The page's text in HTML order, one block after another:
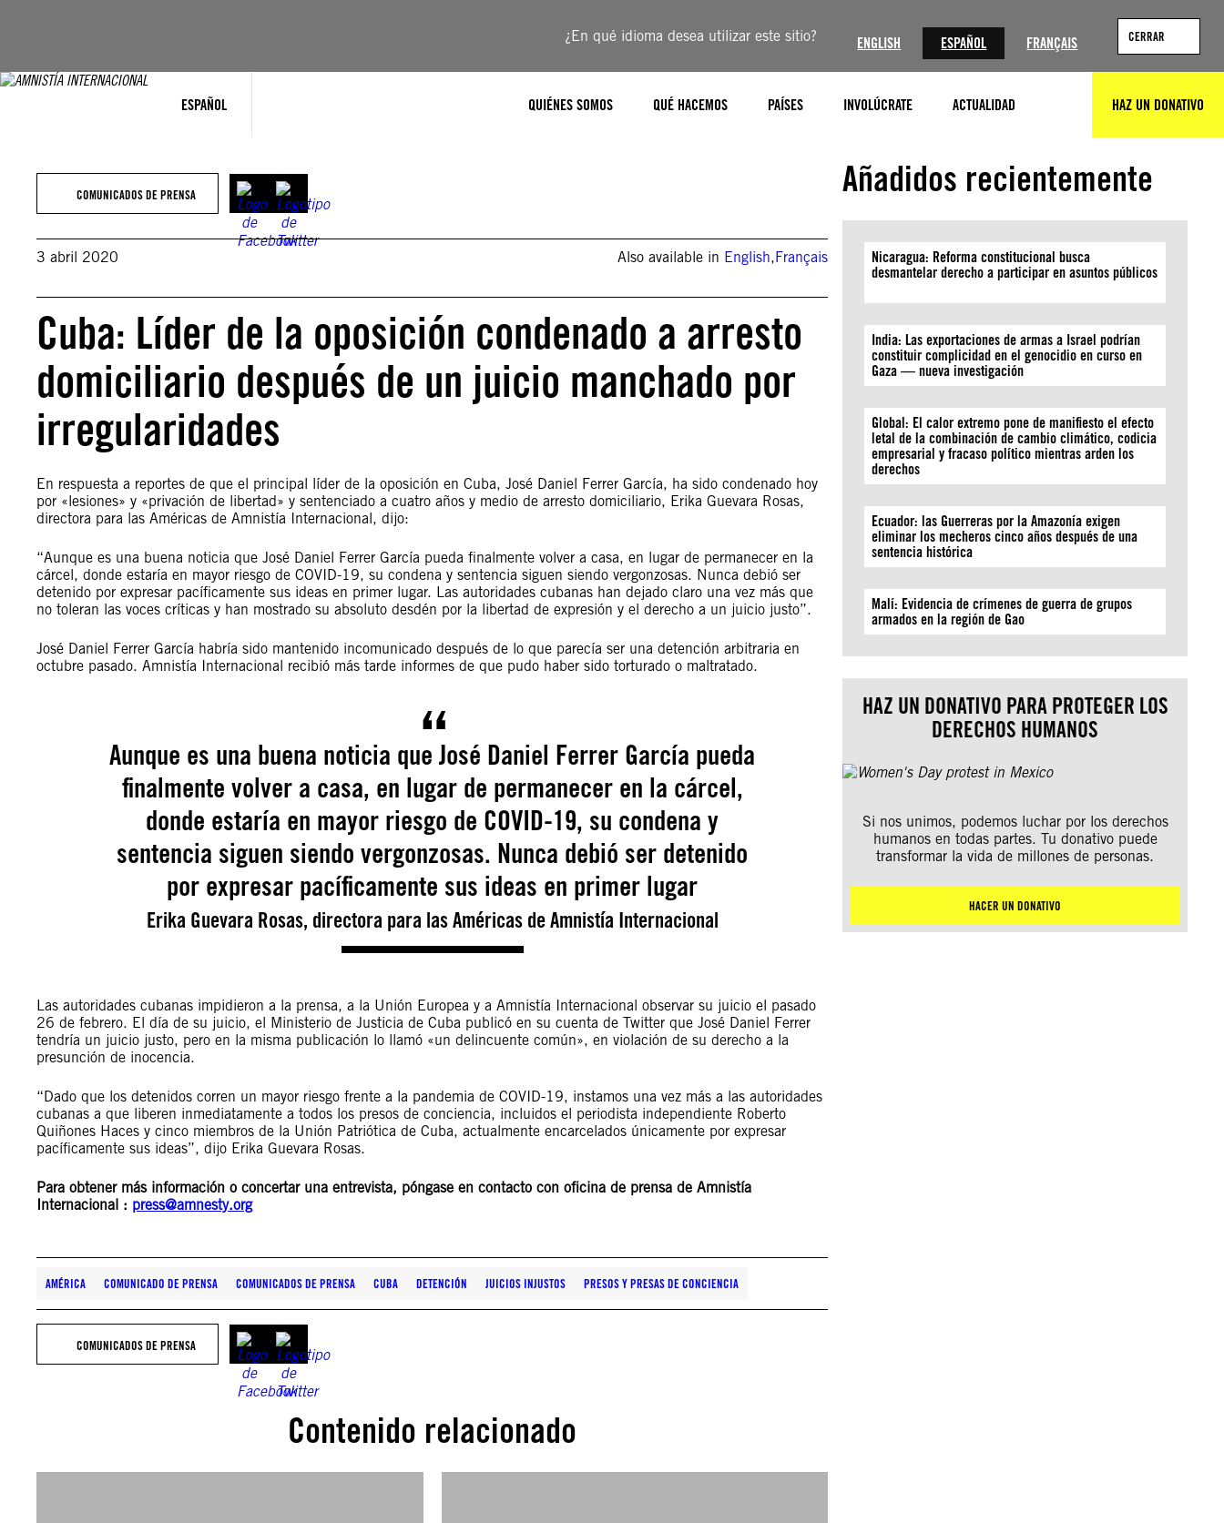
¿En qué idioma desea utilizar este sitio? ENGLISH ESPAÑOL FRANÇAIS CERRAR
ESPAÑOL QUIÉNES SOMOS QUÉ HACEMOS PAÍSES INVOLÚCRATE ACTUALIDAD HAZ UN DONATIVO
COMUNICADOS DE PRENSA
3 abril 2020 Also available in English,Français
Cuba: Líder de la oposición condenado a arresto
domiciliario después de un juicio manchado por
irregularidades
En respuesta a reportes de que el principal líder de la oposición en Cuba, José Daniel Ferrer García, ha sido condenado hoy
por «lesiones» y «privación de libertad» y sentenciado a cuatro años y medio de arresto domiciliario, Erika Guevara Rosas,
directora para las Américas de Amnistía Internacional, dijo:
“Aunque es una buena noticia que José Daniel Ferrer García pueda finalmente volver a casa, en lugar de permanecer en la
cárcel, donde estaría en mayor riesgo de COVID-19, su condena y sentencia siguen siendo vergonzosas. Nunca debió ser
detenido por expresar pacíficamente sus ideas en primer lugar. Las autoridades cubanas han dejado claro una vez más que
no toleran las voces críticas y han mostrado su absoluto desdén por la libertad de expresión y el derecho a un juicio justo”.
José Daniel Ferrer García habría sido mantenido incomunicado después de lo que parecía ser una detención arbitraria en
octubre pasado. Amnistía Internacional recibió más tarde informes de que pudo haber sido torturado o maltratado.
Aunque es una buena noticia que José Daniel Ferrer García pueda
finalmente volver a casa, en lugar de permanecer en la cárcel,
donde estaría en mayor riesgo de COVID-19, su condena y
sentencia siguen siendo vergonzosas. Nunca debió ser detenido
por expresar pacíficamente sus ideas en primer lugar
Erika Guevara Rosas, directora para las Américas de Amnistía Internacional
Las autoridades cubanas impidieron a la prensa, a la Unión Europea y a Amnistía Internacional observar su juicio el pasado
26 de febrero. El día de su juicio, el Ministerio de Justicia de Cuba publicó en su cuenta de Twitter que José Daniel Ferrer
tendría un juicio justo, pero en la misma publicación lo llamó «un delincuente común», en violación de su derecho a la
presunción de inocencia.
“Dado que los detenidos corren un mayor riesgo frente a la pandemia de COVID-19, instamos una vez más a las autoridades
cubanas a que liberen inmediatamente a todos los presos de conciencia, incluidos el periodista independiente Roberto
Quiñones Haces y cinco miembros de la Unión Patriótica de Cuba, actualmente encarcelados únicamente por expresar
pacíficamente sus ideas”, dijo Erika Guevara Rosas.
Para obtener más información o concertar una entrevista, póngase en contacto con oficina de prensa de Amnistía
Internacional : press@amnesty.org
AMÉRICA COMUNICADO DE PRENSA COMUNICADOS DE PRENSA CUBA DETENCIÓN JUICIOS INJUSTOS PRESOS Y PRESAS DE CONCIENCIA
COMUNICADOS DE PRENSA
Contenido relacionado
Añadidos recientemente
Nicaragua: Reforma constitucional busca
desmantelar derecho a participar en asuntos públicos
India: Las exportaciones de armas a Israel podrían
constituir complicidad en el genocidio en curso en
Gaza — nueva investigación
Global: El calor extremo pone de manifiesto el efecto
letal de la combinación de cambio climático, codicia
empresarial y fracaso político mientras arden los
derechos
Ecuador: las Guerreras por la Amazonía exigen
eliminar los mecheros cinco años después de una
sentencia histórica
Malí: Evidencia de crímenes de guerra de grupos
armados en la región de Gao
HAZ UN DONATIVO PARA PROTEGER LOS
DERECHOS HUMANOS
Si nos unimos, podemos luchar por los derechos
humanos en todas partes. Tu donativo puede
transformar la vida de millones de personas.
HACER UN DONATIVO